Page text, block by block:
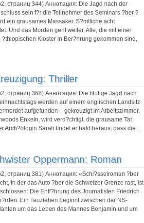
, страниц 344) Аннотация: Die Jagd nach der
sein f?r die Teilnehmer des Seminars ?ber ?
ein grausames Massaker. S?mtliche acht
Und das Morden geht weiter. Alle, die mit einer
Kloster in Ber?hrung gekommen sind,
Thriller
, страниц 368) Аннотация: Die blutige Jagd nach
werden auf einem englischen Landsitz
aufgefunden – gekreuzigt im Arbeitszimmer.
Enkeln, wird verd?chtigt, die grausame Tat
Arch?ologin Sarah findet er bald heraus, dass die…
Oppermann: Roman
, страниц 381) Аннотация: «Schl?sselroman ?ber
in der das Auto ?ber die Schweizer Grenze rast, ist
Die Entf?hrung des Journalisten Friedrich
Ein Tauziehen beginnt zwischen der NS-
um das Leben des Mannes Benjamin und um